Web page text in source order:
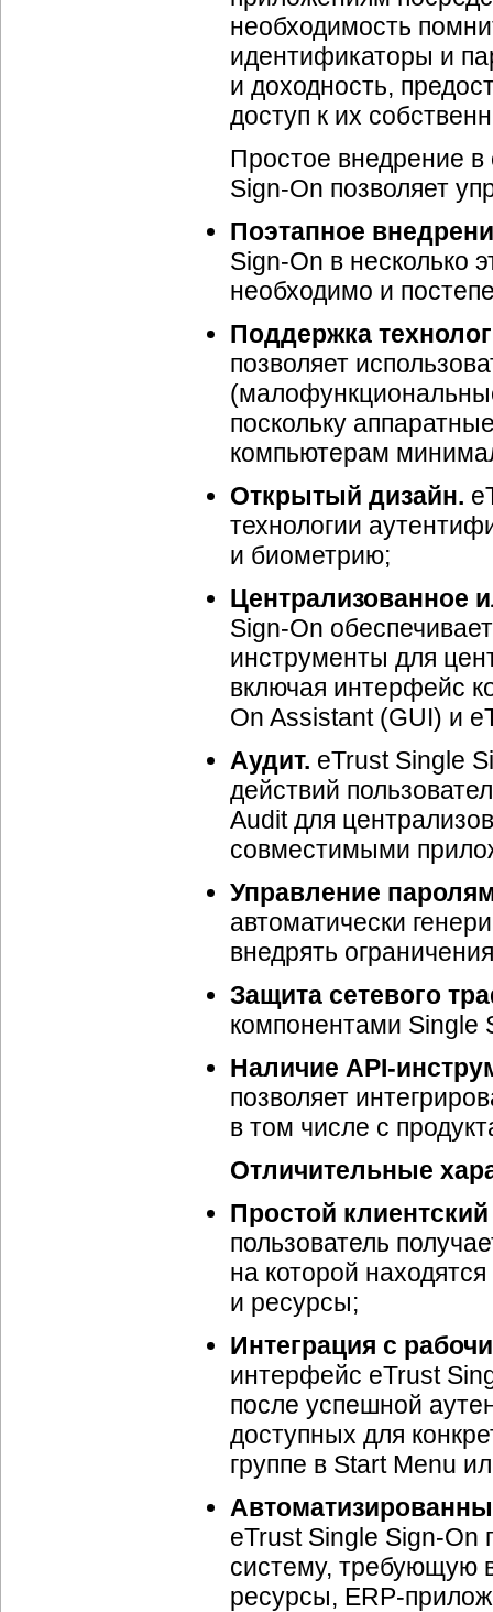
необходимость
идентификаторы и
и доходность,
доступ к их
Простое внедрение
Sign-On позволяет
Поэтапное
Sign-On в несколько
необходимо и
Поддержка
позволяет
поскольку
компьютерам
Открытый дизайн.
технологии
и биометрию;
Централизованное
Sign-On
инструменты для
включая интерфейс
On Assistant (GUI) и
Аудит. eTrust Single
действий
Audit для
совместимыми
Управление
автоматически
внедрять
Защита сетевого
компонентами Single
Наличие API-
позволяет
в том числе с
Отличительные
Простой
пользователь
на которой
и ресурсы;
Интеграция с
интерфейс eTrust
после успешной
доступных для
группе в Start Menu
eTrust Single Sign-On
систему, требующую
ресурсы, ERP-